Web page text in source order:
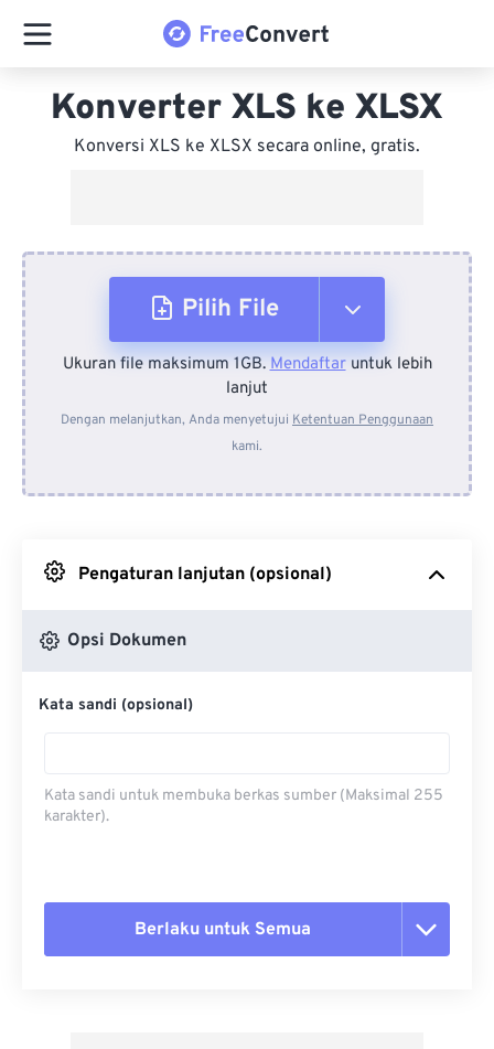
Konverter XLS ke XLSX
Konversi XLS ke XLSX secara online, gratis.
Pilih File
Dari Perangkat
Dari Dropbox
Ukuran file maksimum 1GB.Mendaftaruntuk lebih
lanjut
Dengan melanjutkan, Anda menyetujui Ketentuan Penggunaan
kami.
Pengaturan lanjutan (opsional)
Opsi Dokumen
Kata sandi (opsional)
Kata sandi untuk membuka berkas sumber (Maksimal 255
karakter).
Berlaku untuk Semua